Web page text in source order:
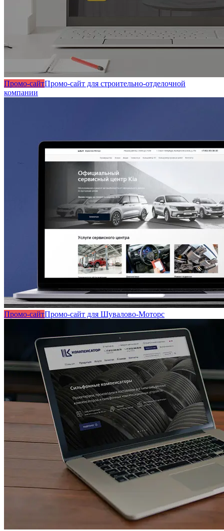
Промо-сайтПромо-сайт для строительно-отделочной
компании
Промо-сайтПромо-сайт для Шувалово-Моторс